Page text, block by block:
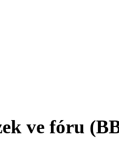
ve fóru